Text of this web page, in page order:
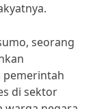
seorang
pemerintah
di sektor